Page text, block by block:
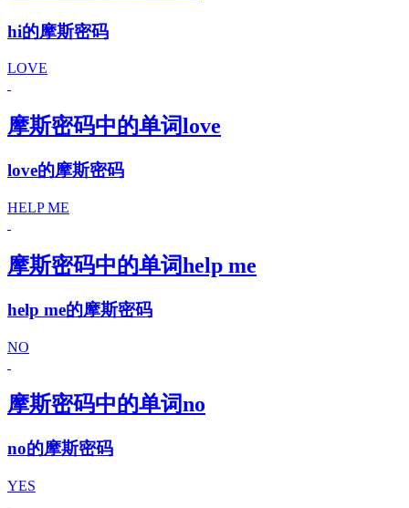
hi的摩斯密码
LOVE
摩斯密码中的单词love
love的摩斯密码
HELP ME
摩斯密码中的单词help me
help me的摩斯密码
NO
摩斯密码中的单词no
no的摩斯密码
YES